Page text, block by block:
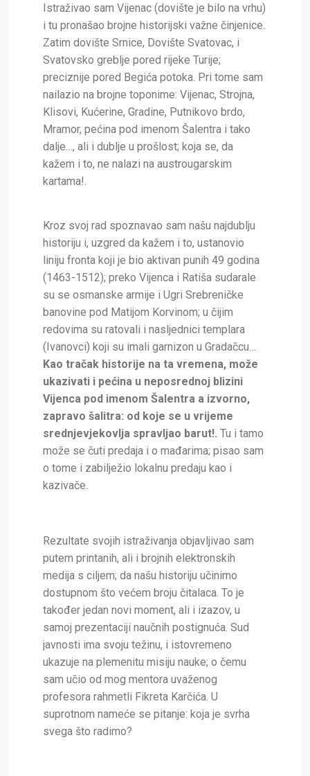
Istraživao sam Vijenac (dovište je bilo na vrhu)
i tu pronašao brojne historijski važne činjenice.
Zatim dovište Srnice, Dovište Svatovac, i
Svatovsko greblje pored rijeke Turije;
preciznije pored Begića potoka. Pri tome sam
nailazio na brojne toponime: Vijenac, Strojna,
Klisovi, Kućerine, Gradine, Putnikovo brdo,
Mramor, pećina pod imenom Šalentra i tako
dalje…, ali i dublje u prošlost; koja se, da
kažem i to, ne nalazi na austrougarskim
kartama!.
Kroz svoj rad spoznavao sam našu najdublju
historiju i, uzgred da kažem i to, ustanovio
liniju fronta koji je bio aktivan punih 49 godina
(1463-1512); preko Vijenca i Ratiša sudarale
su se osmanske armije i Ugri Srebreničke
banovine pod Matijom Korvinom; u čijim
redovima su ratovali i nasljednici templara
(Ivanovci) koji su imali garnizon u Gradačcu…
Kao tračak historije na ta vremena, može
ukazivati i pećina u neposrednoj blizini
Vijenca pod imenom Šalentra a izvorno,
zapravo šalitra: od koje se u vrijeme
srednjevjekovlja spravljao barut!. Tu i tamo
može se čuti predaja i o mađarima; pisao sam
o tome i zabilježio lokalnu predaju kao i
kazivače.
Rezultate svojih istraživanja objavljivao sam
putem printanih, ali i brojnih elektronskih
medija s ciljem; da našu historiju učinimo
dostupnom što većem broju čitalaca. To je
također jedan novi moment, ali i izazov, u
samoj prezentaciji naučnih postignuća. Sud
javnosti ima svoju težinu, i istovremeno
ukazuje na plemenitu misiju nauke; o čemu
sam učio od mog mentora uvaženog
profesora rahmetli Fikreta Karčića. U
suprotnom nameće se pitanje: koja je svrha
svega što radimo?